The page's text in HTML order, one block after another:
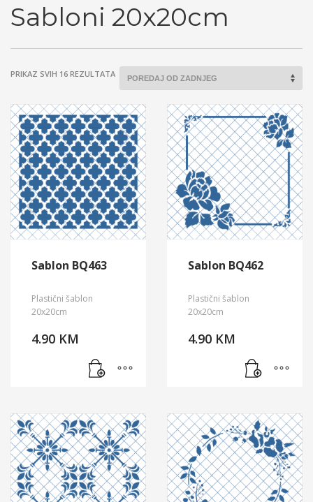
Sabloni 20x20cm
PRIKAZ SVIH 16 REZULTATASORTED
BY
LATEST
Sablon BQ463
Plastični šablon
20x20cm
4.90 KM
Sablon BQ462
Plastični šablon
20x20cm
4.90 KM